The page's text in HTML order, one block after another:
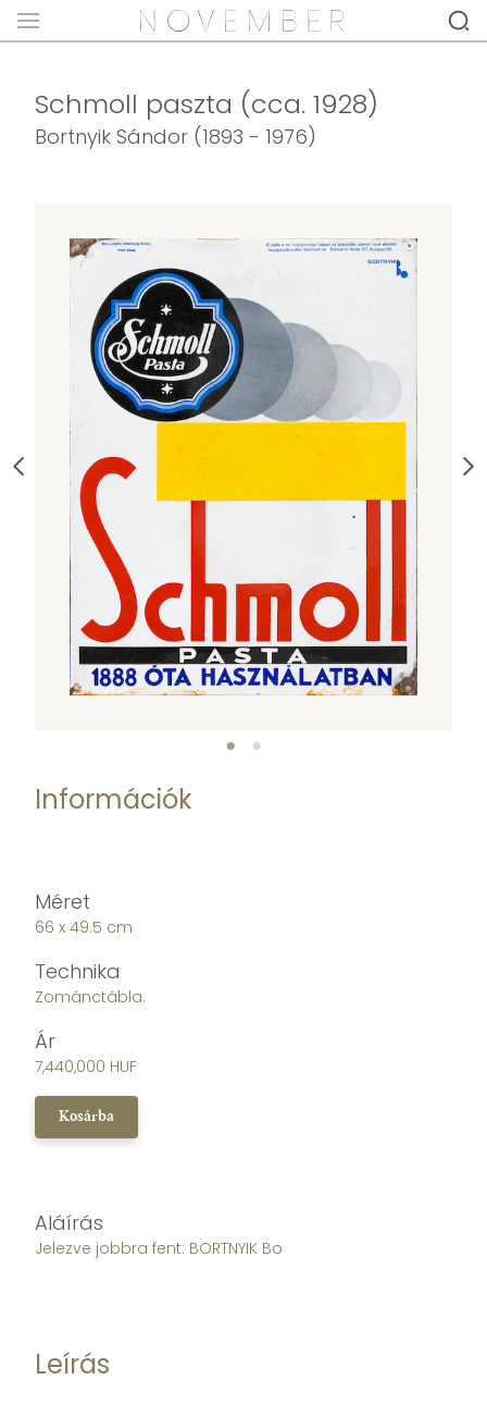
Schmoll paszta (cca. 1928)
Bortnyik Sándor (1893 - 1976)
Információk
Méret
66 x 49.5 cm
Technika
Zománctábla.
Ár
7,440,000 HUF
Kosárba
Aláírás
Jelezve jobbra fent: BORTNYIK Bo
Leírás